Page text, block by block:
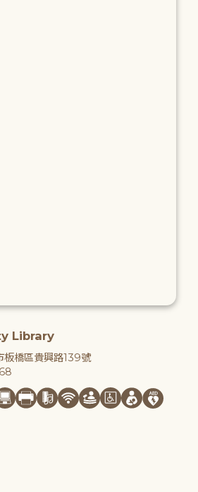
Library
橋區貴興路139號